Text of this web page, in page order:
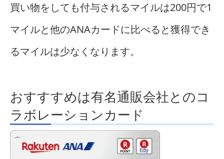
買い物をしても付与されるマイルは200円で1
マイルと他のANAカードに比べると獲得でき
るマイルは少なくなります。
おすすすめは有名通販会社とのコ
ラボレーションカード